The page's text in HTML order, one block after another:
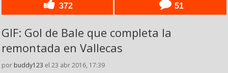
372 51
GIF: Gol de Bale que completa la
remontada en Vallecas
por buddy123 el 23 abr 2016, 17:39